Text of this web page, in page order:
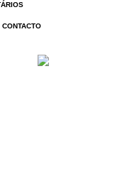
CONTACTO